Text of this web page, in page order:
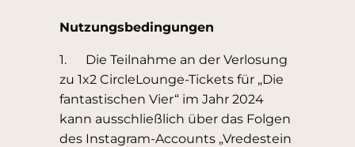
Nutzungsbedingungen
1. Die Teilnahme an der Verlosung
zu 1x2 CircleLounge-Tickets für „Die
fantastischen Vier“ im Jahr 2024
kann ausschließlich über das Folgen
des Instagram-Accounts „Vredestein